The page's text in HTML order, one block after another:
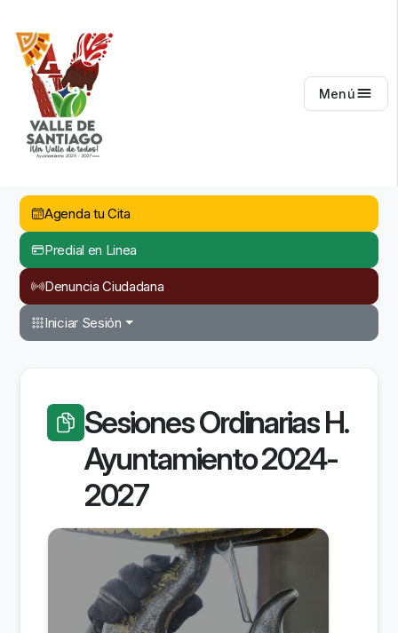
Menú
Agenda tu Cita
Predial en Linea
Denuncia Ciudadana
Iniciar Sesión
Sesiones Ordinarias H.
Ayuntamiento 2024-
2027